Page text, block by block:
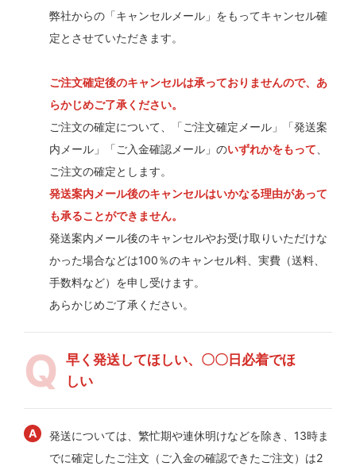
弊社からの「キャンセルメール」をもってキャンセル確
定とさせていただきます。
ご注文確定後のキャンセルは承っておりませんので、あ
らかじめご了承ください。
ご注文の確定について、「ご注文確定メール」「発送案
内メール」「ご入金確認メール」のいずれかをもって
ご注文の確定とします。
発送案内メール後のキャンセルはいかなる理由があって
も承ることができません。
発送案内メール後のキャンセルやお受け取りいただけな
かった場合などは100％のキャンセル料、実費（送料、
手数料など）を申し受けます。
あらかじめご了承ください。
早く発送してほしい、〇〇日必着でほ
しい
発送については、繁忙期や連休明けなどを除き、13時ま
でに確定したご注文（ご入金の確認できたご注文）は2